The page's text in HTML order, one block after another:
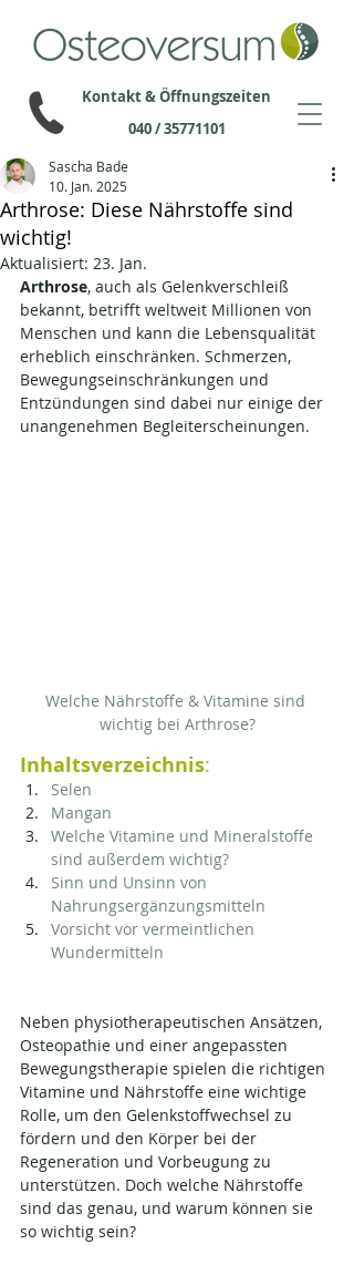
040 / 35771101
Kontakt & Öffnungszeiten
Arthrose: Diese Nährstoffe sind
wichtig!
Sascha Bade
10. Jan. 2025
Aktualisiert: 23. Jan.
Arthrose, auch als Gelenkverschleiß
bekannt, betrifft weltweit Millionen von
Menschen und kann die Lebensqualität
erheblich einschränken. Schmerzen,
Bewegungseinschränkungen und
Entzündungen sind dabei nur einige der
unangenehmen Begleiterscheinungen.
Welche Nährstoffe & Vitamine sind
wichtig bei Arthrose?
Inhaltsverzeichnis:
Selen
Mangan
Welche Vitamine und Mineralstoffe
sind außerdem wichtig?
Sinn und Unsinn von
Nahrungsergänzungsmitteln
Vorsicht vor vermeintlichen
Wundermitteln
Neben physiotherapeutischen Ansätzen,
Osteopathie und einer angepassten
Bewegungstherapie spielen die richtigen
Vitamine und Nährstoffe eine wichtige
Rolle, um den Gelenkstoffwechsel zu
fördern und den Körper bei der
Regeneration und Vorbeugung zu
unterstützen. Doch welche Nährstoffe
sind das genau, und warum können sie
so wichtig sein?